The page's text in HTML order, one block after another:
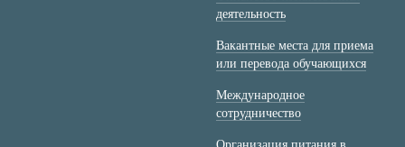
деятельность
Вакантные места для приема
или перевода обучающихся
Международное
сотрудничество